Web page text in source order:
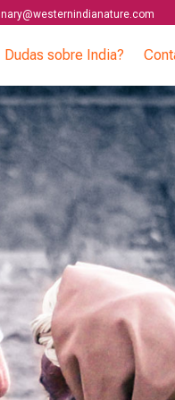
nary@westernindianature.com
Dudas sobre India?